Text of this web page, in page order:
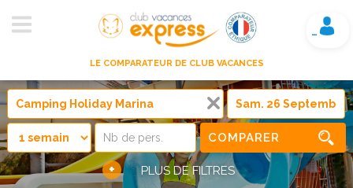
LE COMPARATEUR DE CLUB VACANCES
Mon compte
COMPARER
+ PLUS DE FILTRES